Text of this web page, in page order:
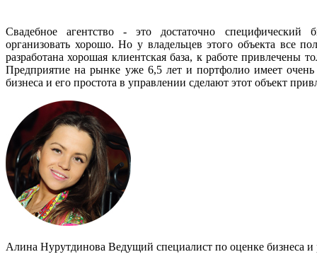
Свадебное агентство - это достаточно специфический
организовать хорошо. Но у владельцев этого объекта все
разработана хорошая клиентская база, к работе привлечены
Предприятие на рынке уже 6,5 лет и портфолио имеет очень
бизнеса и его простота в управлении сделают этот объект
Алина Нурутдинова Ведущий специалист по оценке бизнеса и